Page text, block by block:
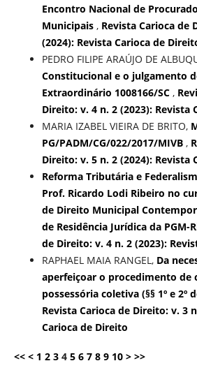
Encontro Nacional de
Municipais , Revista Carioca de
(2024): Revista Carioca de
PEDRO FILIPE ARAÚJO DE
Constitucional e o julgamento
Extraordinário 1008166/SC ,
Direito: v. 4 n. 2 (2023): Revista
MARIA IZABEL VIEIRA DE BRITO,
PG/PADM/CG/022/2017/MIVB ,
Direito: v. 5 n. 2 (2024): Revista
Reforma Tributária e
Prof. Ricardo Lodi Ribeiro no
de Direito Municipal
de Residência Jurídica da PGM-
de Direito: v. 4 n. 2 (2023):
RAPHAEL MAIA RANGEL, Da
aperfeiçoar o procedimento de
possessória coletiva (§§ 1º e 2º
Revista Carioca de Direito: v. 3
Carioca de Direito
<< < 1 2 3 4 5 6 7 8 9 10 > >>